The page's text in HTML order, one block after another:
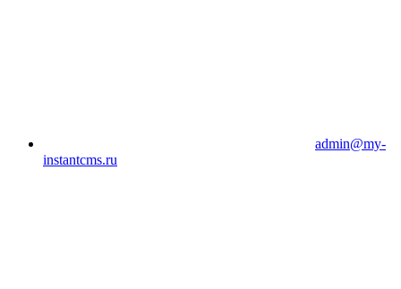
admin@my-
instantcms.ru